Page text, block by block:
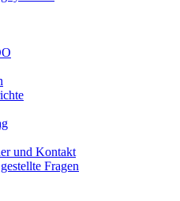
und Kontakt
Fragen